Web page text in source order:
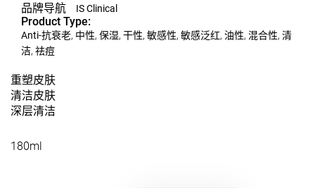
品牌导航 IS Clinical
Product Type:
Anti-抗衰老, 中性, 保湿, 干性, 敏感性, 敏感泛红, 油性, 混合性, 清
洁, 祛痘
重塑皮肤
清洁皮肤
深层清洁
180ml